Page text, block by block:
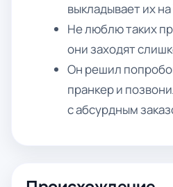
выкладывает их
Не люблю таких
они заходят
Он решил
пранкер и
с абсурдным